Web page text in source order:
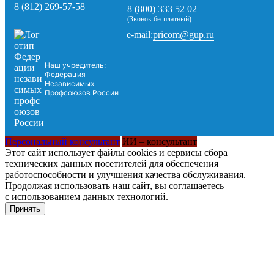
8 (812) 269-57-58
8 (800) 333 52 02
(Звонок бесплатный)
Наш учредитель:
Федерация
Независимых
Профсоюзов России
e-mail:pricom@gup.ru
Персональный консультант ИИ – консультант
Этот сайт использует файлы cookies и сервисы сбора
технических данных посетителей для обеспечения
работоспособности и улучшения качества обслуживания.
Продолжая использовать наш сайт, вы соглашаетесь
с использованием данных технологий.
Принять